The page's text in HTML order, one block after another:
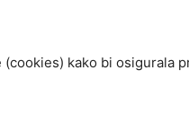
kako bi osigurala